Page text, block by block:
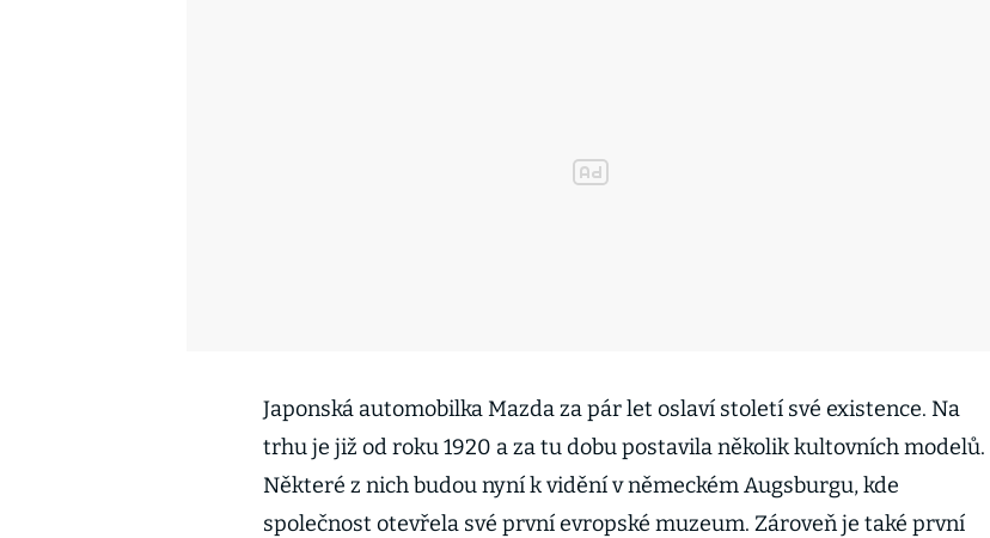
Japonská automobilka Mazda za pár let oslaví století své existence. Na
trhu je již od roku 1920 a za tu dobu postavila několik kultovních modelů.
Některé z nich budou nyní k vidění v německém Augsburgu, kde
společnost otevřela své první evropské muzeum. Zároveň je také první